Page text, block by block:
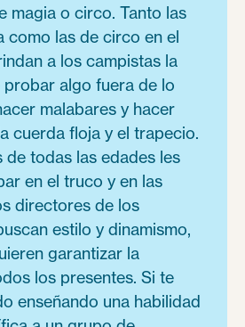
magia o circo. Tanto las
como las de circo en el
a los campistas la
algo fuera de lo
malabares y hacer
cuerda floja y el trapecio.
de todas las edades les
en el truco y en las
directores de los
estilo y dinamismo,
garantizar la
los presentes. Si te
enseñando una habilidad